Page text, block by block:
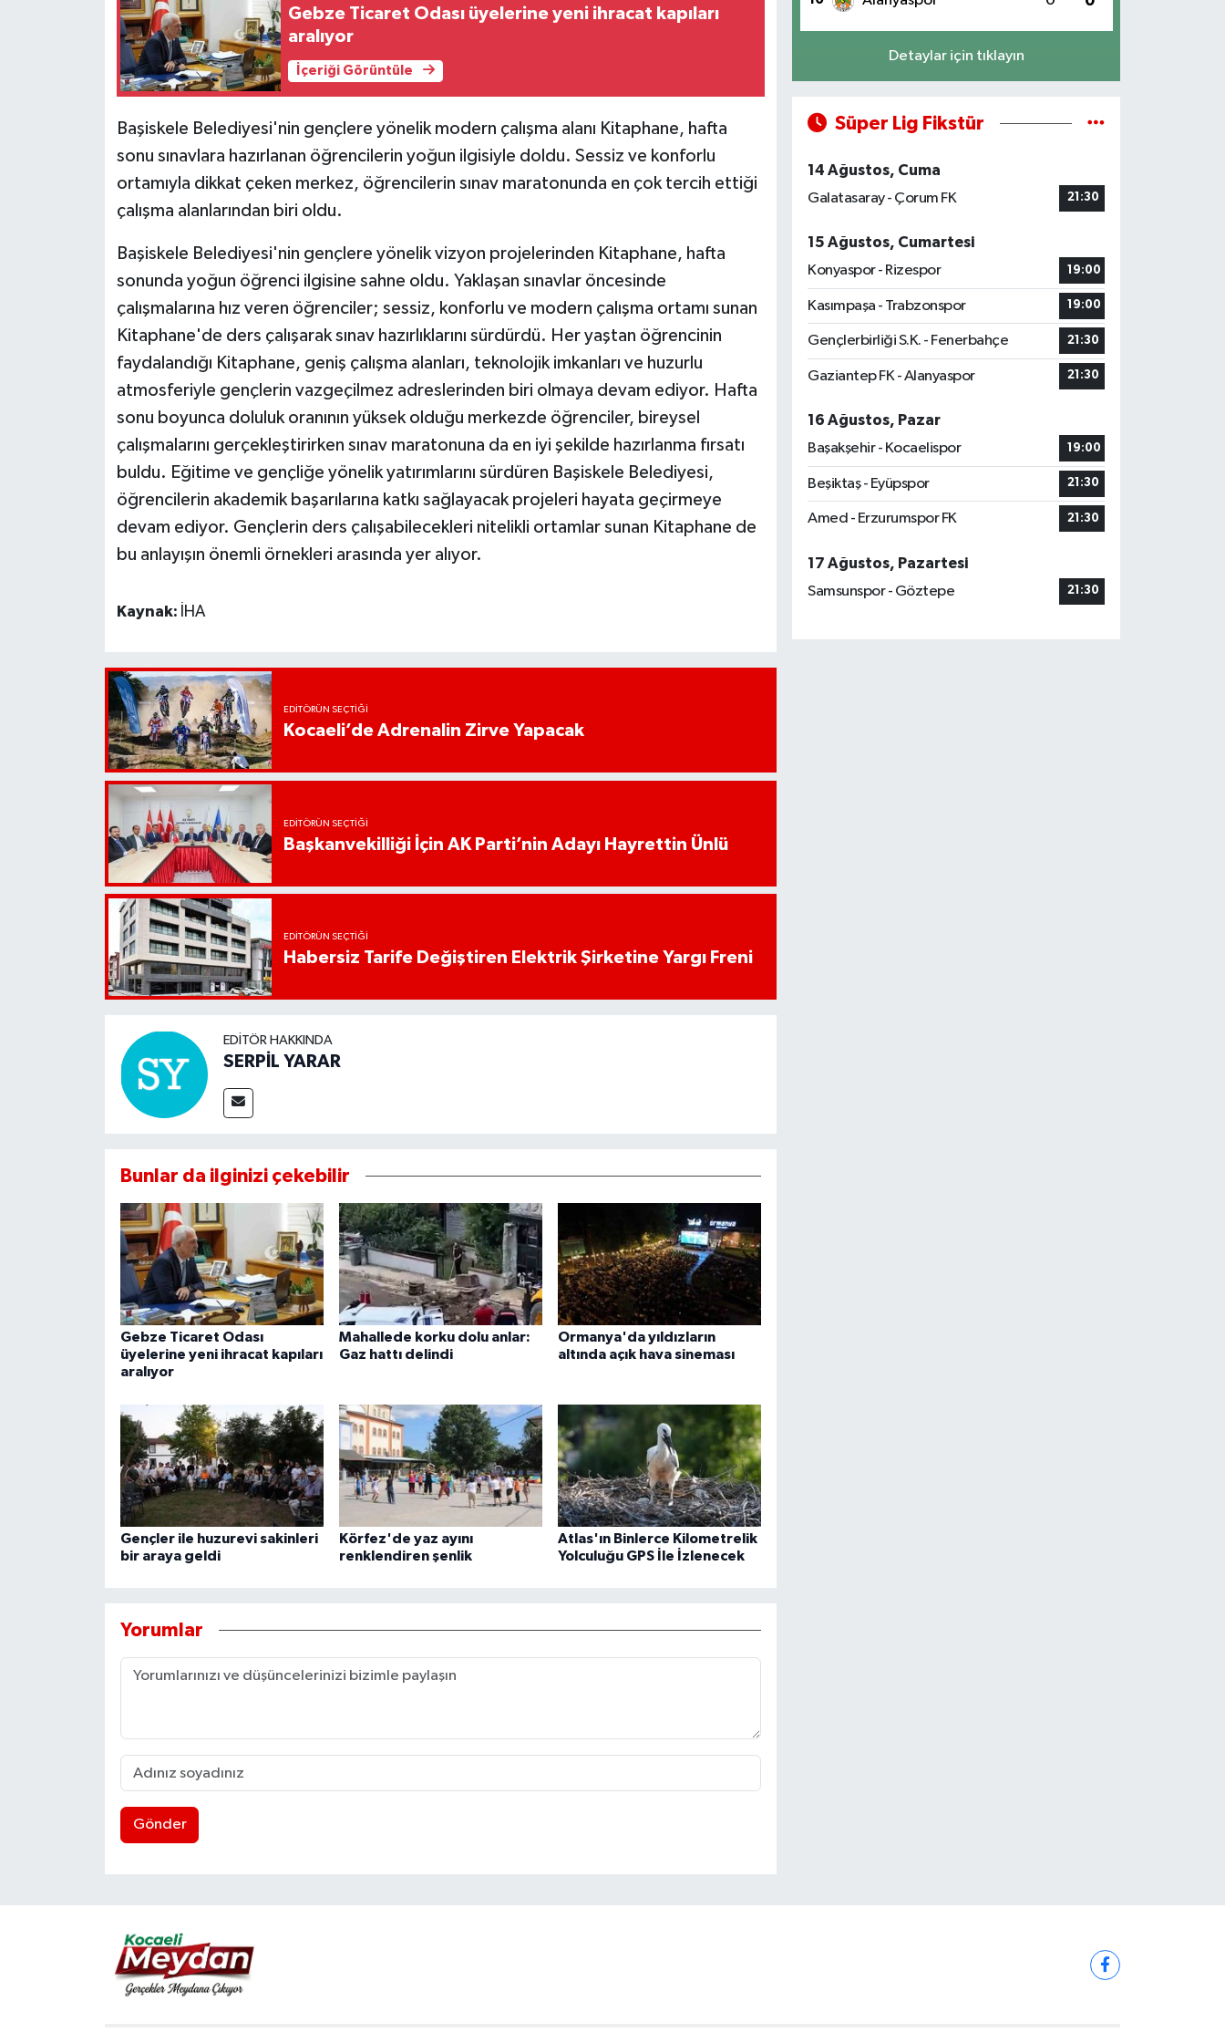
Gebze Ticaret Odası üyelerine yeni ihracat kapıları
aralıyor
İçeriği Görüntüle
Başiskele Belediyesi'nin gençlere yönelik modern çalışma alanı Kitaphane, hafta
sonu sınavlara hazırlanan öğrencilerin yoğun ilgisiyle doldu. Sessiz ve konforlu
ortamıyla dikkat çeken merkez, öğrencilerin sınav maratonunda en çok tercih ettiği
çalışma alanlarından biri oldu.
Başiskele Belediyesi'nin gençlere yönelik vizyon projelerinden Kitaphane, hafta
sonunda yoğun öğrenci ilgisine sahne oldu. Yaklaşan sınavlar öncesinde
çalışmalarına hız veren öğrenciler; sessiz, konforlu ve modern çalışma ortamı sunan
Kitaphane'de ders çalışarak sınav hazırlıklarını sürdürdü. Her yaştan öğrencinin
faydalandığı Kitaphane, geniş çalışma alanları, teknolojik imkanları ve huzurlu
atmosferiyle gençlerin vazgeçilmez adreslerinden biri olmaya devam ediyor. Hafta
sonu boyunca doluluk oranının yüksek olduğu merkezde öğrenciler, bireysel
çalışmalarını gerçekleştirirken sınav maratonuna da en iyi şekilde hazırlanma fırsatı
buldu. Eğitime ve gençliğe yönelik yatırımlarını sürdüren Başiskele Belediyesi,
öğrencilerin akademik başarılarına katkı sağlayacak projeleri hayata geçirmeye
devam ediyor. Gençlerin ders çalışabilecekleri nitelikli ortamlar sunan Kitaphane de
bu anlayışın önemli örnekleri arasında yer alıyor.
Kaynak: İHA
EDITÖRÜN SEÇTIĞI
Kocaeli’de Adrenalin Zirve Yapacak
EDITÖRÜN SEÇTIĞI
Başkanvekilliği İçin AK Parti’nin Adayı Hayrettin Ünlü
EDITÖRÜN SEÇTIĞI
Habersiz Tarife Değiştiren Elektrik Şirketine Yargı Freni
EDITÖR HAKKINDA
SERPİL YARAR
Bunlar da ilginizi çekebilir
Gebze Ticaret Odası
üyelerine yeni ihracat kapıları
aralıyor
Mahallede korku dolu anlar:
Gaz hattı delindi
Ormanya'da yıldızların
altında açık hava sineması
Gençler ile huzurevi sakinleri
bir araya geldi
Körfez'de yaz ayını
renklendiren şenlik
Atlas'ın Binlerce Kilometrelik
Yolculuğu GPS İle İzlenecek
Yorumlar
Gönder
Detaylar için tıklayın
Süper Lig Fikstür
14 Ağustos, Cuma
Galatasaray - Çorum FK
21:30
15 Ağustos, Cumartesi
Konyaspor - Rizespor
19:00
Kasımpaşa - Trabzonspor 19:00
Gençlerbirliği S.K. - Fenerbahçe 21:30
Gaziantep FK - Alanyaspor 21:30
16 Ağustos, Pazar
Başakşehir - Kocaelispor
19:00
Beşiktaş - Eyüpspor 21:30
Amed - Erzurumspor FK 21:30
17 Ağustos, Pazartesi
Samsunspor - Göztepe
21:30